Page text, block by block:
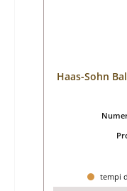
Haas-Sohn
tempi